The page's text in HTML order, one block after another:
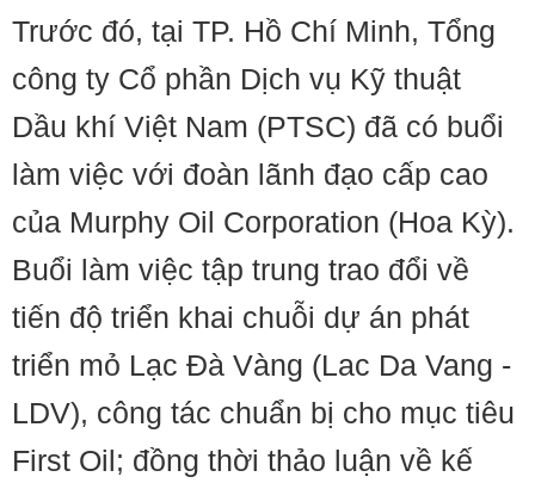
Trước đó, tại TP. Hồ Chí Minh, Tổng
công ty Cổ phần Dịch vụ Kỹ thuật
Dầu khí Việt Nam (PTSC) đã có buổi
làm việc với đoàn lãnh đạo cấp cao
của Murphy Oil Corporation (Hoa Kỳ).
Buổi làm việc tập trung trao đổi về
tiến độ triển khai chuỗi dự án phát
triển mỏ Lạc Đà Vàng (Lac Da Vang -
LDV), công tác chuẩn bị cho mục tiêu
First Oil; đồng thời thảo luận về kế